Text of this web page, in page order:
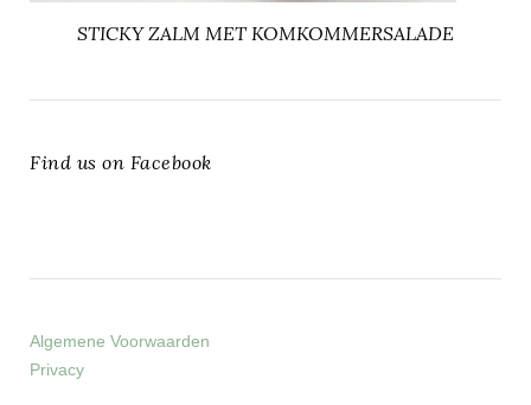
STICKY ZALM MET KOMKOMMERSALADE
Find us on Facebook
Algemene Voorwaarden
Privacy